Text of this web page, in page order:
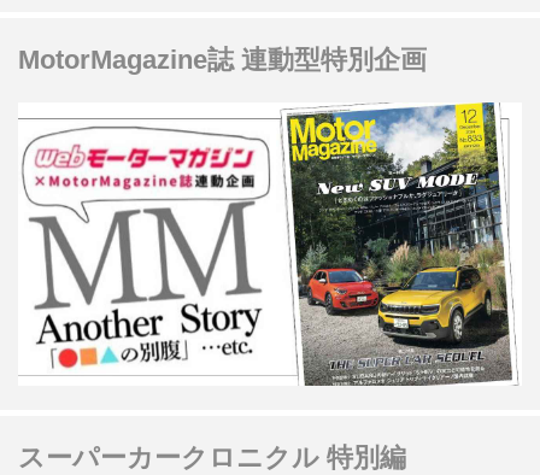
MotorMagazine誌 連動型特別企画
スーパーカークロニクル 特別編